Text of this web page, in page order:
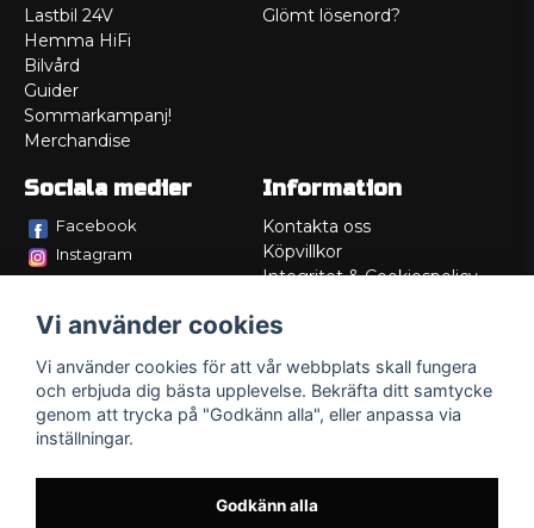
Lastbil 24V
Hemma HiFi
Bilvård
Guider
Sommarkampanj!
Merchandise
Glömt lösenord?
Sociala medier
Facebook
Instagram
Information
Kontakta oss
Köpvillkor
Integritet & Cookiespolicy
Service/Garanti
Lådritning
Om oss
Vi använder cookies
Vi använder cookies för att vår webbplats skall fungera
och erbjuda dig bästa upplevelse. Bekräfta ditt samtycke
genom att trycka på "Godkänn alla", eller anpassa via
inställningar.
Godkänn alla